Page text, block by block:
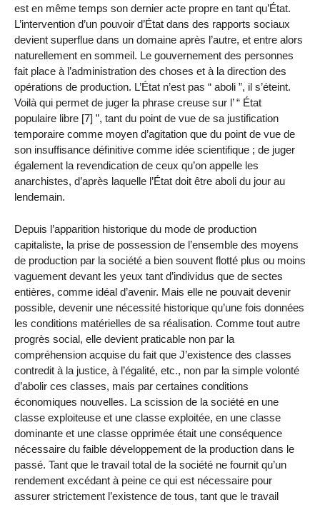
est en même temps son dernier acte propre en tant qu’État.
L’intervention d’un pouvoir d’État dans des rapports sociaux
devient superflue dans un domaine après l’autre, et entre alors
naturellement en sommeil. Le gouvernement des personnes
fait place à l’administration des choses et à la direction des
opérations de production. L’État n’est pas “ aboli ”, il s’éteint.
Voilà qui permet de juger la phrase creuse sur l’ “ État
populaire libre [7] ”, tant du point de vue de sa justification
temporaire comme moyen d’agitation que du point de vue de
son insuffisance définitive comme idée scientifique ; de juger
également la revendication de ceux qu’on appelle les
anarchistes, d’après laquelle l’État doit être aboli du jour au
lendemain.
Depuis l’apparition historique du mode de production
capitaliste, la prise de possession de l’ensemble des moyens
de production par la société a bien souvent flotté plus ou moins
vaguement devant les yeux tant d’individus que de sectes
entières, comme idéal d’avenir. Mais elle ne pouvait devenir
possible, devenir une nécessité historique qu’une fois données
les conditions matérielles de sa réalisation. Comme tout autre
progrès social, elle devient praticable non par la
compréhension acquise du fait que J’existence des classes
contredit à la justice, à l’égalité, etc., non par la simple volonté
d’abolir ces classes, mais par certaines conditions
économiques nouvelles. La scission de la société en une
classe exploiteuse et une classe exploitée, en une classe
dominante et une classe opprimée était une conséquence
nécessaire du faible développement de la production dans le
passé. Tant que le travail total de la société ne fournit qu’un
rendement excédant à peine ce qui est nécessaire pour
assurer strictement l’existence de tous, tant que le travail